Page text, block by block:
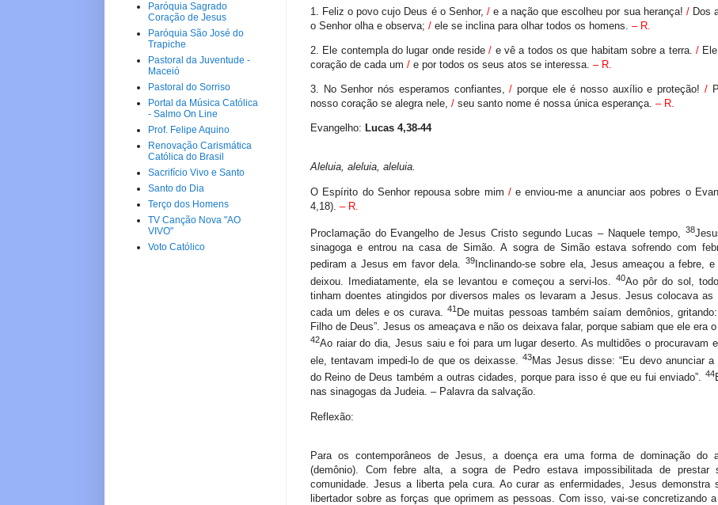
1. Feliz o povo cujo Deus é o Senhor, /e a nação que escolheu por sua herança! /Dos
o Senhor olha e observa; / ele se inclina para olhar todos os homens. – R.
2. Ele contempla do lugar onde reside/ e vê a todos os que habitam sobre a terra./
coração de cada um / e por todos os seus atos se interessa. – R.
3. No Senhor nós esperamos confiantes,/ porque ele é nosso auxílio e proteção! /
nosso coração se alegra nele, / seu santo nome é nossa única esperança. – R.
Evangelho: Lucas 4,38-44
Aleluia, aleluia, aleluia.
O Espírito do Senhor repousa sobre mim /e enviou-me a anunciar aos pobres o
4,18). – R.
Proclamação do Evangelho de Jesus Cristo segundo Lucas – Naquele tempo, 38
sinagoga e entrou na casa de Simão. A sogra de Simão estava sofrendo com
pediram a Jesus em favor dela. 39Inclinando-se sobre ela, Jesus ameaçou a febre,
deixou. Imediatamente, ela se levantou e começou a servi-los.
40Ao pôr do sol,
tinham doentes atingidos por diversos males os levaram a Jesus. Jesus colocava as
cada um deles e os curava. 41 De muitas pessoas também saíam demônios,
Filho de Deus”. Jesus os ameaçava e não os deixava falar, porque sabiam que ele era
42Ao raiar do dia, Jesus saiu e foi para um lugar deserto. As multidões o procuravam
ele, tentavam impedi-lo de que os deixasse. 43Mas Jesus disse: “Eu devo anunciar a
do Reino de Deus também a outras cidades, porque para isso é que eu fui enviado”. 44
nas sinagogas da Judeia. – Palavra da salvação.
Reflexão:
Para os contemporâneos de Jesus, a doença era uma forma de dominação do
(demônio). Com febre alta, a sogra de Pedro estava impossibilitada de prestar
comunidade. Jesus a liberta pela cura. Ao curar as enfermidades, Jesus demonstra
libertador sobre as forças que oprimem as pessoas. Com isso, vai-se concretizando
Paróquia Sagrado
Coração de Jesus
Paróquia São José do
Trapiche
Pastoral da Juventude -
Maceió
Pastoral do Sorriso
Portal da Música Católica
- Salmo On Line
Prof. Felipe Aquino
Renovação Carismática
Católica do Brasil
Sacrifício Vivo e Santo
Santo do Dia
Terço dos Homens
TV Canção Nova "AO
VIVO"
Voto Católico